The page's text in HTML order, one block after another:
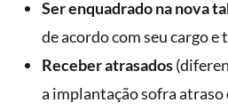
Ser enquadrado na nova
de acordo com seu cargo e
Receber atrasados
a implantação sofra